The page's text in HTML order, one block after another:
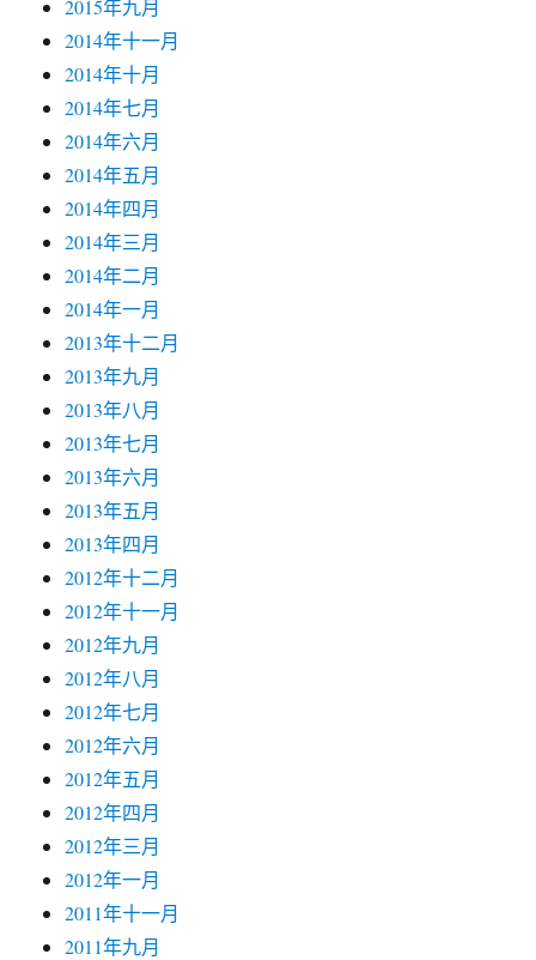
2015年九月
2014年十一月
2014年十月
2014年七月
2014年六月
2014年五月
2014年四月
2014年三月
2014年二月
2014年一月
2013年十二月
2013年九月
2013年八月
2013年七月
2013年六月
2013年五月
2013年四月
2012年十二月
2012年十一月
2012年九月
2012年八月
2012年七月
2012年六月
2012年五月
2012年四月
2012年三月
2012年一月
2011年十一月
2011年九月